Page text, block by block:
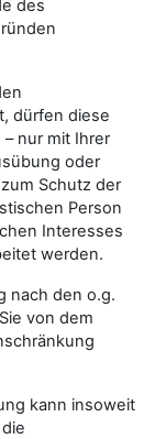
des
dürfen diese
nur mit Ihrer
oder
Schutz der
Person
Interesses
werden.
nach den o.g.
von dem
kann insoweit